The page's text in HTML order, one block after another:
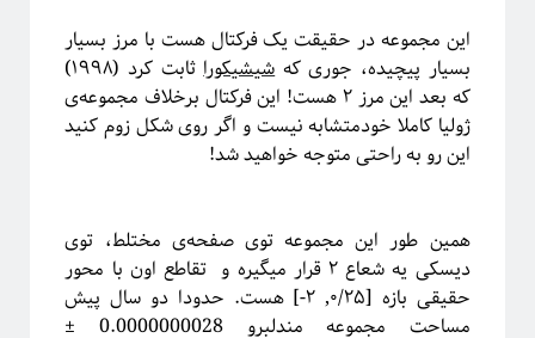
این مجموعه در حقیقت یک فرکتال هست با مرز بسیار
بسیار پیچیده، جوری کهشیشیکورا
ثابت کرد (۱۹۹۸)
که بعد این مرز ۲ هست! این فرکتال برخلاف مجموعه‌ی
ژولیا کاملا خودمتشابه نیست و اگر روی شکل زوم کنید
این رو به راحتی متوجه خواهید شد!
همین طور این مجموعه توی صفحه‌ی مختلط، توی
دیسکی یه شعاع ۲ قرار میگیره و تقاطع اون با محور
حقیقی بازه [۰/۲۵, ۲-] هست. حدودا دو سال پیش
مساحت مجموعه مندلبرو 0.0000000028 ±